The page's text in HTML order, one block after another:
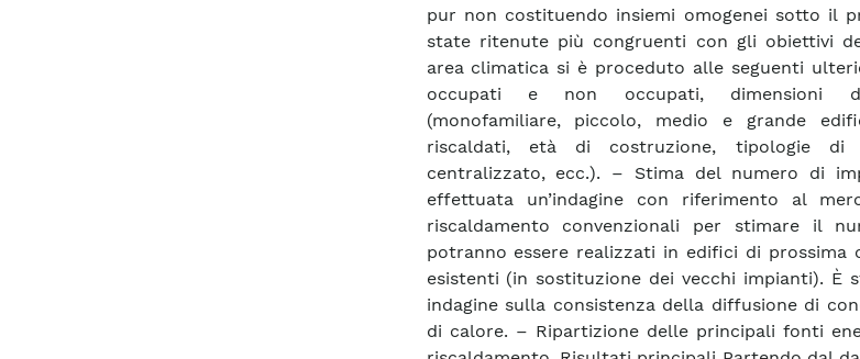
pur non costituendo insiemi omogenei sotto il
state ritenute più congruenti con gli obiettivi
area climatica si è proceduto alle seguenti
occupati e non occupati, dimensioni
(monofamiliare, piccolo, medio e grande
riscaldati, età di costruzione, tipologie di
centralizzato, ecc.). – Stima del numero di
effettuata un’indagine con riferimento al
riscaldamento convenzionali per stimare il
potranno essere realizzati in edifici di prossima
esistenti (in sostituzione dei vecchi impianti). È
indagine sulla consistenza della diffusione di
di calore. – Ripartizione delle principali fonti